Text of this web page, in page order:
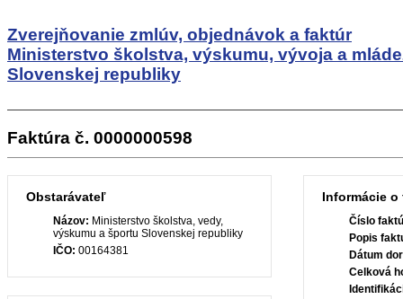
Zverejňovanie zmlúv, objednávok a faktúr
Ministerstvo školstva, výskumu, vývoja a
Slovenskej republiky
Faktúra č. 0000000598
Obstarávateľ
Názov: Ministerstvo školstva, vedy,
výskumu a športu Slovenskej republiky
IČO: 00164381
Informácie o
Číslo
Popis
Dátum
Celková